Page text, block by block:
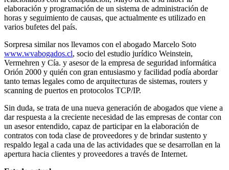
elaboración y programación de un sistema de administración de
horas y seguimiento de causas, que actualmente es utilizado en
varios bufetes del país.
Sorpresa similar nos llevamos con el abogado Marcelo Soto
www.wvabogados.cl, socio del estudio jurídico Weinstein,
Vermehren y Cía. y asesor de la empresa de seguridad informática
Orión 2000 y quién con gran entusiasmo y facilidad podía abordar
tanto temas legales como de arquitecturas de sistemas, routers y
scanning de puertos en protocolos TCP/IP.
Sin duda, se trata de una nueva generación de abogados que viene a
dar respuesta a la creciente necesidad de las empresas de contar con
un asesor entendido, capaz de participar en la elaboración de
contratos con toda clase de proveedores y de brindar sustento y
respaldo legal a cada una de las actividades que se desarrollan en la
apertura hacia clientes y proveedores a través de Internet.